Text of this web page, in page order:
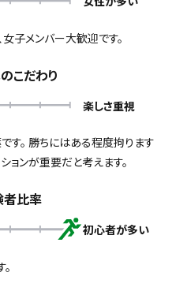
子メンバー大歓迎です。
こだわり
楽しさ重視
す。 勝ちにはある程度拘ります
ョンが重要だと考えます。
者比率
初心者が多い